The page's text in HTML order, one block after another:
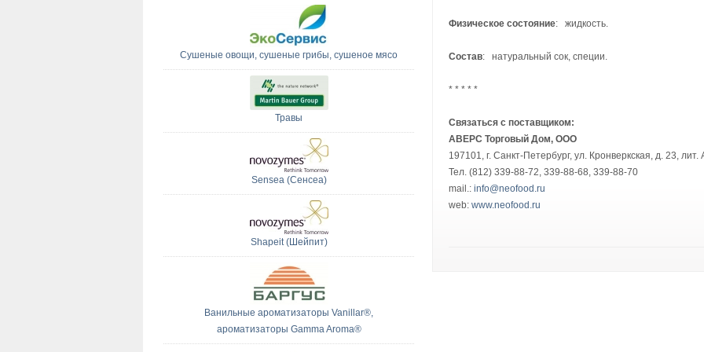
Физическое состояние: жидкость.
Состав: натуральный сок, специи.
* * * * *
Связаться с поставщиком:
АВЕРС Торговый Дом, ООО
197101, г. Санкт-Петербург, ул. Кронверкская, д. 23, лит.
Тел. (812) 339-88-72, 339-88-68, 339-88-70
mail.: info@neofood.ru
web: www.neofood.ru
Сушеные овощи, сушеные грибы, сушеное мясо
Травы
Sensea (Сенсеа)
Shapeit (Шейпит)
Ванильные ароматизаторы Vanillar®,
ароматизаторы Gamma Aroma®